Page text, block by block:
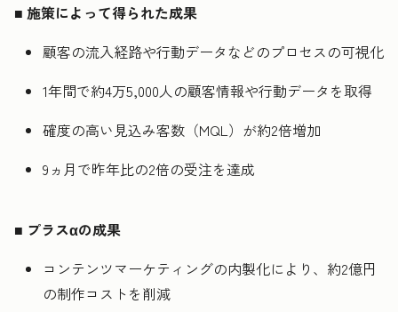
■ 施策によって得られた成果
顧客の流入経路や行動データなどのプロセスの可視化
1年間で約4万5,000人の顧客情報や行動データを取得
確度の高い見込み客数（MQL）が約2倍増加
9ヵ月で昨年比の2倍の受注を達成
■ プラスαの成果
コンテンツマーケティングの内製化により、約2億円
の制作コストを削減